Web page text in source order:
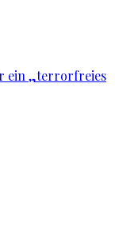
ein „terrorfreies